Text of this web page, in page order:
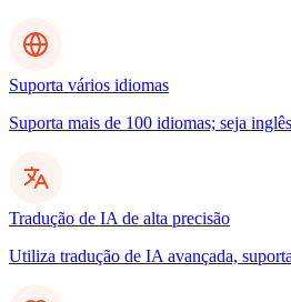
Suporta vários idiomas
Suporta mais de 100 idiomas; seja
Tradução de IA de alta precisão
Utiliza tradução de IA avançada,